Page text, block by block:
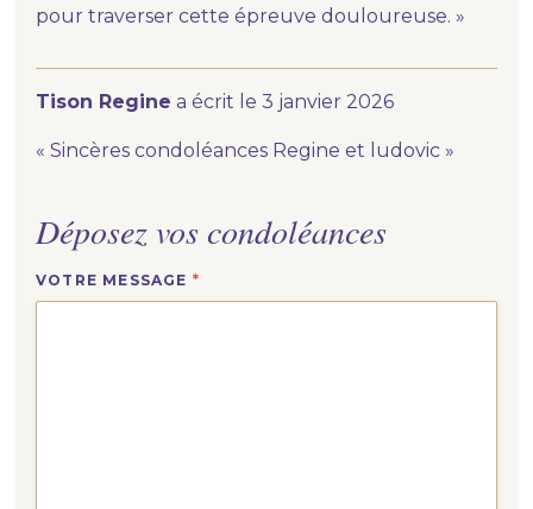
pour traverser cette épreuve douloureuse. »
Tison Regine a écrit le 3 janvier 2026
« Sincères condoléances Regine et ludovic »
Déposez vos condoléances
VOTRE MESSAGE *